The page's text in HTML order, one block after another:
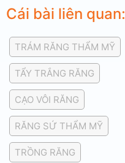
Cái bài liên quan:
TRÁM RĂNG THẨM MỸ
TẨY TRẮNG RĂNG
CẠO VÔI RĂNG
RĂNG SỨ THẨM MỸ
TRỒNG RĂNG